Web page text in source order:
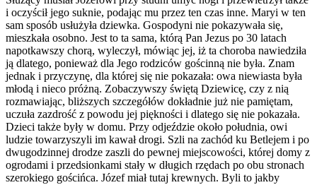
i oczyścił jego suknie, podając mu przez ten czas inne. Maryi w ten
sam sposób usłużyła dziewka. Gospodyni nie pokazywała się,
mieszkała osobno. Jest to ta sama, którą Pan Jezus po 30 latach
napotkawszy chorą, wyleczył, mówiąc jej, iż ta choroba nawiedziła
ją dlatego, ponieważ dla Jego rodziców gościnną nie była. Znam
jednak i przyczynę, dla której się nie pokazała: owa niewiasta była
młodą i nieco próżną. Zobaczywszy świętą Dziewicę, czy z nią
rozmawiając, bliższych szczegółów dokładnie już nie pamiętam,
uczuła zazdrość z powodu jej piękności i dlatego się nie pokazała.
Dzieci także były w domu. Przy odjeździe około południa, owi
ludzie towarzyszyli im kawał drogi. Szli na zachód ku Betlejem i po
dwugodzinnej drodze zaszli do pewnej miejscowości, której domy z
ogrodami i przedsionkami stały w długich rzędach po obu stronach
szerokiego gościńca. Józef miał tutaj krewnych. Byli to jakby